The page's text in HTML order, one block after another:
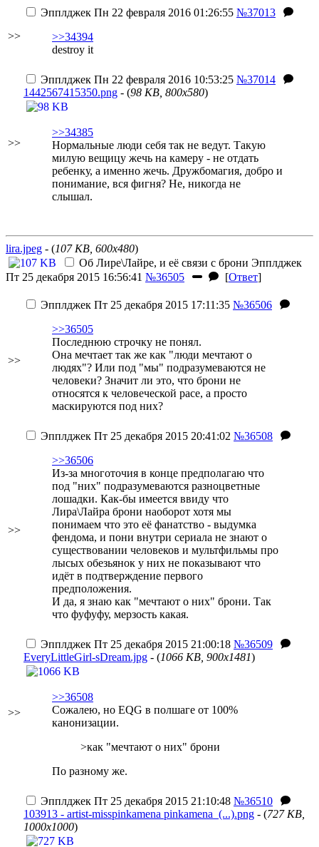
>>
Эпплджек Пн 22 февраля 2016 01:26:55 №37013
>>34394
destroy it
>>
Эпплджек Пн 22 февраля 2016 10:53:25 №37014
1442567415350.png - (98 KB, 800x580)
>>34385
Нормальные люди себя так не ведут. Такую
милую вещицу жечь на камеру - не отдать
ребенку, а именно жечь. Дружбомагия, добро и
понимание, вся фигня? Не, никогда не
слышал.
lira.jpeg - (107 KB, 600x480)
Об Лире\Лайре, и её связи с брони Эпплджек
Пт 25 декабря 2015 16:56:41 №36505 [Ответ]
>>
Эпплджек Пт 25 декабря 2015 17:11:35 №36506
>>36505
Последнюю строчку не понял.
Она мечтает так же как "люди мечтают о
людях"? Или под "мы" подразумеваются не
человеки? Значит ли это, что брони не
относятся к человеческой расе, а просто
маскируются под них?
>>
Эпплджек Пт 25 декабря 2015 20:41:02 №36508
>>36506
Из-за многоточия в конце предполагаю что
под "них" подразумеваются разноцветные
лошадки. Как-бы имеется ввиду что
Лира\Лайра брони наоборот хотя мы
понимаем что это её фанатство - выдумка
фендома, и пони внутри сериала не знают о
существовании человеков и мультфильмы про
лысых обезьянок у них не показывают что
идёт в подтверждение первого
предположения.
И да, я знаю как "мечтают о них" брони. Так
что фуфуфу, мерзость какая.
>>
Эпплджек Пт 25 декабря 2015 21:00:18 №36509
EveryLittleGirl-sDream.jpg - (1066 KB, 900x1481)
>>36508
Сожалею, но EQG в полшаге от 100%
канонизации.
>как "мечтают о них" брони
По разному же.
Эпплджек Пт 25 декабря 2015 21:10:48 №36510
103913 - artist-misspinkamena pinkamena_(...).png - (727 KB,
1000x1000)